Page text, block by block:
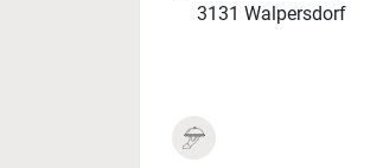
3131 Walpersdorf